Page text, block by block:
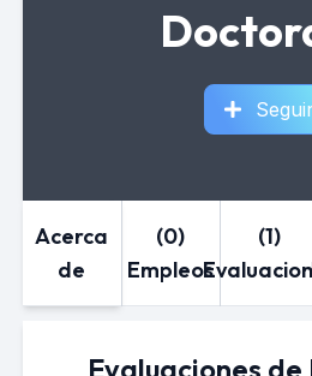
Seguir
Acerca
de
(0)
Empleos
(1)
Evaluaciones